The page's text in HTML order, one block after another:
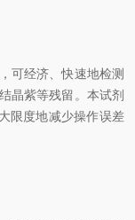
可经济、快速地检测
晶紫等残留。本试剂
限度地减少操作误差